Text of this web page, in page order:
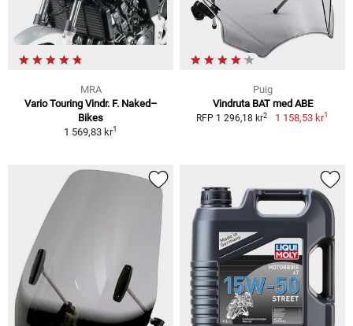
MRA
Vario Touring Vindr. F. Naked–
Bikes
1 569,83 kr1
Puig
Vindruta BAT med ABE
RFP 1 296,18 kr2 1 158,53 kr1